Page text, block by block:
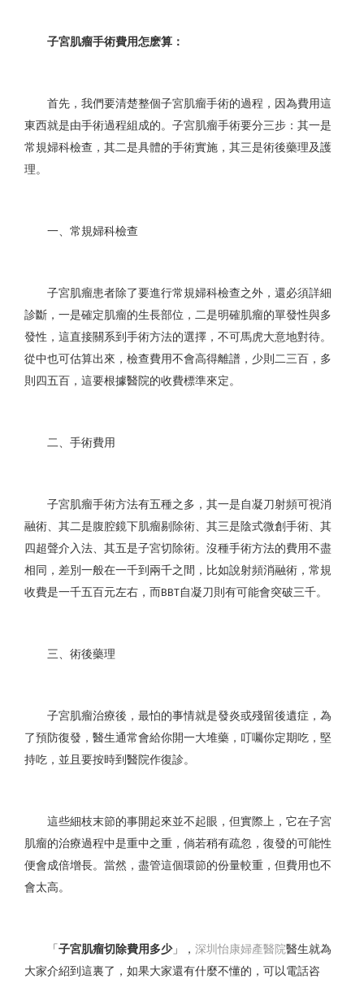
子宮肌瘤手術費用怎麽算：
首先，我們要清楚整個子宮肌瘤手術的過程，因為費用這
東西就是由手術過程組成的。子宮肌瘤手術要分三步：其一是
常規婦科檢查，其二是具體的手術實施，其三是術後藥理及護
理。
一、常規婦科檢查
子宮肌瘤患者除了要進行常規婦科檢查之外，還必須詳細
診斷，一是確定肌瘤的生長部位，二是明確肌瘤的單發性與多
發性，這直接關系到手術方法的選擇，不可馬虎大意地對待。
從中也可估算出來，檢查費用不會高得離譜，少則二三百，多
則四五百，這要根據醫院的收費標準來定。
二、手術費用
子宮肌瘤手術方法有五種之多，其一是自凝刀射頻可視消
融術、其二是腹腔鏡下肌瘤剔除術、其三是陰式微創手術、其
四超聲介入法、其五是子宮切除術。沒種手術方法的費用不盡
相同，差別一般在一千到兩千之間，比如說射頻消融術，常規
收費是一千五百元左右，而 BBT自凝刀則有可能會突破三千。
三、術後藥理
子宮肌瘤治療後，最怕的事情就是發炎或殘留後遺症，為
了預防復發，醫生通常會給你開一大堆藥，叮囑你定期吃，堅
持吃，並且要按時到醫院作復診。
這些細枝末節的事開起來並不起眼，但實際上，它在子宮
肌瘤的治療過程中是重中之重，倘若稍有疏忽，復發的可能性
便會成倍增長。當然，盡管這個環節的份量較重，但費用也不
會太高。
「 子宮肌瘤切除費用多少」， 深圳怡康婦產醫院醫生就為
大家介紹到這裏了，如果大家還有什麼不懂的，可以電話咨